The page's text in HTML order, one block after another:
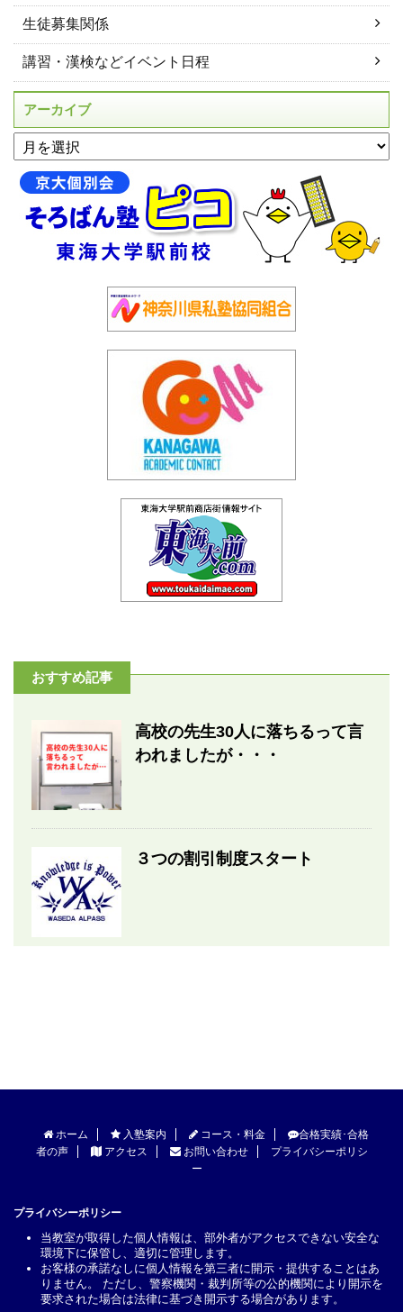
生徒募集関係
講習・漢検などイベント日程
アーカイブ
アーカイブ
おすすめ記事
高校の先生30人に落ちるって言
われましたが・・・
３つの割引制度スタート
ホーム 入塾案内 コース・料金
合格実績･合格
者の声
アクセス お問い合わせ
プライバシーポリシ
ー
プライバシーポリシー
当教室が取得した個人情報は、部外者がアクセスできない安全な
環境下に保管し、適切に管理します。
お客様の承諾なしに個人情報を第三者に開示・提供することはあ
りません。 ただし、警察機関・裁判所等の公的機関により開示を
要求された場合は法律に基づき開示する場合があります。